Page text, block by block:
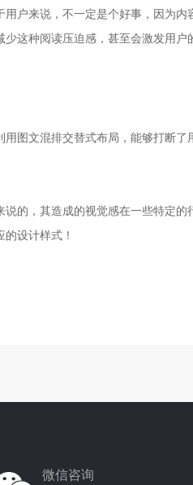
户来说，不一定是个好事，因为
这种阅读压迫感，甚至会激发用
图文混排交替式布局，能够打断
的，其造成的视觉感在一些特定
设计样式！
微信咨询